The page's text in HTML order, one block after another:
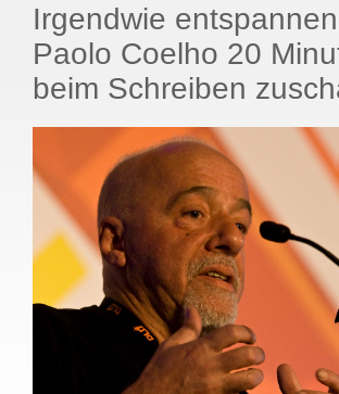
Irgendwie
Paolo Coelho 20
beim Schreiben